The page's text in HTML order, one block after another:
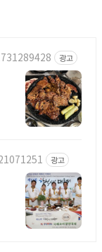
광고
광고